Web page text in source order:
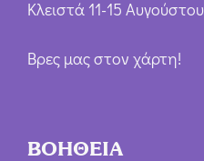
Κλειστά 11-15 Αυγούστου
Βρες μας στον χάρτη!
ΒΟΗΘΕΙΑ